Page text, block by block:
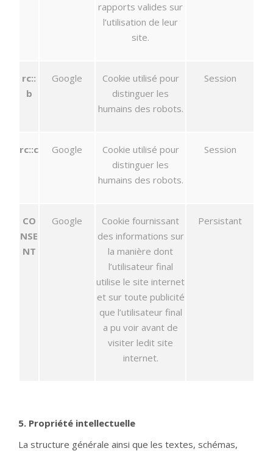
rapports valides sur
l’utilisation de leur
site.
rc::
b
Google
Cookie utilisé pour
distinguer les
humains des robots.
Session
rc::c Google
Cookie utilisé pour
distinguer les
humains des robots.
Session
CO
NSE
NT
Google
Cookie fournissant
des informations sur
la manière dont
l’utilisateur final
utilise le site internet
et sur toute publicité
que l’utilisateur final
a pu voir avant de
visiter ledit site
internet.
Persistant
5. Propriété intellectuelle
La structure générale ainsi que les textes, schémas,